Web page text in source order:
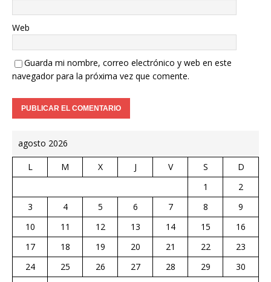
Web
Guarda mi nombre, correo electrónico y web en este
navegador para la próxima vez que comente.
agosto 2026
L M X J V S
D
1
2
3
4 5 6 7 8
9
10
11 12 13 14 15
16
17
18 19 20 21 22
23
24
25 26 27 28 29
30